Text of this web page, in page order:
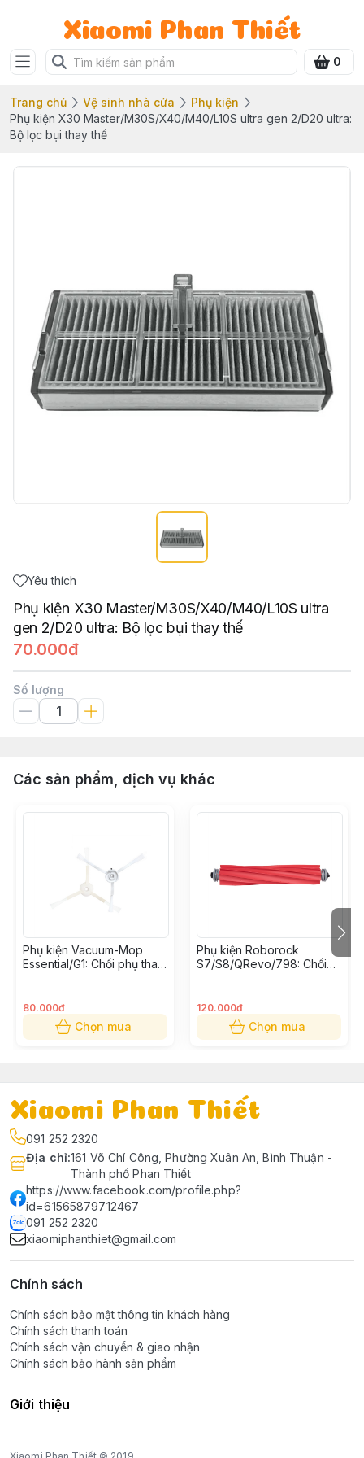
Xiaomi Phan Thiết
0
Trang chủ Vệ sinh nhà cửa
Phụ kiện
Phụ kiện X30 Master/M30S/X40/M40/L10S ultra gen 2/D20 ultra:
Bộ lọc bụi thay thế
Yêu thích
Phụ kiện X30 Master/M30S/X40/M40/L10S ultra
gen 2/D20 ultra: Bộ lọc bụi thay thế
70.000đ
Số lượng
Các sản phẩm, dịch vụ khác
Phụ kiện Vacuum-Mop
Essential/G1: Chổi phụ thay
80.000đ
Chọn mua
Phụ kiện Roborock
S7/S8/QRevo/798: Chổi
120.000đ
Chọn mua
Xiaomi Phan Thiết
091 252 2320
Địa chỉ:161 Võ Chí Công, Phường Xuân An, Bình Thuận -
Thành phố Phan Thiết
https://www.facebook.com/profile.php?
id=61565879712467
091 252 2320
xiaomiphanthiet@gmail.com
Chính sách
Chính sách bảo mật thông tin khách hàng
Chính sách thanh toán
Chính sách vận chuyển & giao nhận
Chính sách bảo hành sản phẩm
Giới thiệu